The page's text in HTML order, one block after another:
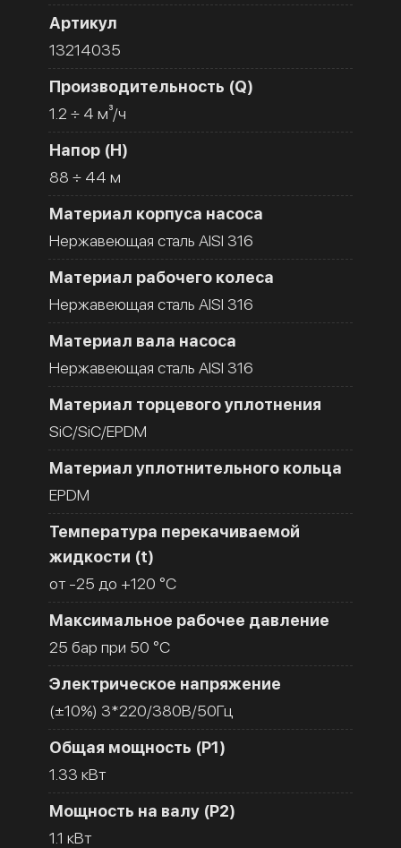
Артикул
13214035
Производительность (Q)
1.2 ÷ 4 м³/ч
Напор (H)
88 ÷ 44 м
Материал корпуса насоса
Нержавеющая сталь AISI 316
Материал рабочего колеса
Нержавеющая сталь AISI 316
Материал вала насоса
Нержавеющая сталь AISI 316
Материал торцевого уплотнения
SiC/SiC/EPDM
Материал уплотнительного кольца
EPDM
Температура перекачиваемой
жидкости (t)
от -25 до +120 °C
Максимальное рабочее давление
25 бар при 50 °C
Электрическое напряжение
(±10%) 3*220/380В/50Гц
Общая мощность (Р1)
1.33 кВт
Мощность на валу (Р2)
1.1 кВт